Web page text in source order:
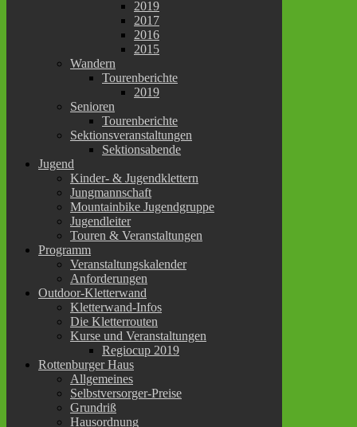
2019
2017
2016
2015
Wandern
Tourenberichte
2019
Senioren
Tourenberichte
Sektionsveranstaltungen
Sektionsabende
Jugend
Kinder- & Jugendklettern
Jungmannschaft
Mountainbike Jugendgruppe
Jugendleiter
Touren & Veranstaltungen
Programm
Veranstaltungskalender
Anforderungen
Outdoor-Kletterwand
Kletterwand-Infos
Die Kletterrouten
Kurse und Veranstaltungen
Regiocup 2019
Rottenburger Haus
Allgemeines
Selbstversorger-Preise
Grundriß
Hausordnung